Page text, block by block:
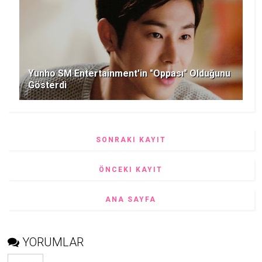
Yunho SM Entertainment'in "Oppası" Olduğunu
Gösterdi
SONRAKI KAYIT
ÖNCEKI KAYIT
ANA SAYFA
YORUMLAR